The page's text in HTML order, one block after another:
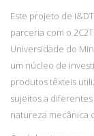
Este projeto de
parceria com o
Universidade do
um núcleo de
produtos têxteis
sujeitos a
natureza mecânica